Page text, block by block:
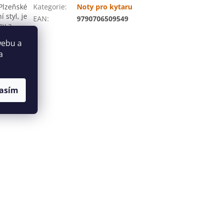
a
styl, je
a
nejen
kytary
je
a je
na
Kategorie:
Noty pro kytaru
EAN: 9790706509549